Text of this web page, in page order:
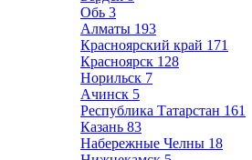
Обь 3
Алматы 193
Красноярский край 171
Красноярск 128
Норильск 7
Ачинск 5
Республика Татарстан 161
Казань 83
Набережные Челны 18